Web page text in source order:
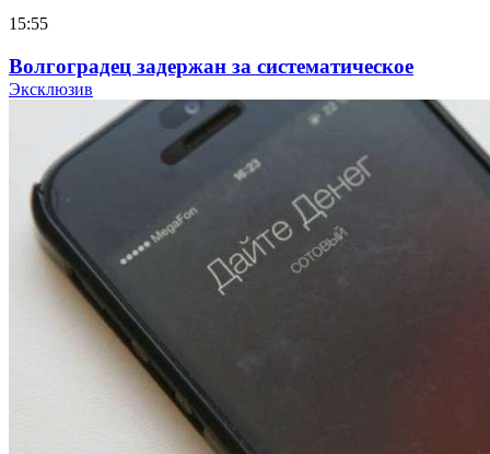
15:55
Волгоградец задержан за систематическое
распространение фейков о ВС РФ
334 учреждения под контролем: в Волгограде
проверяют готовность школ и детсадов к
учебному году
13:47
Покушение на убийство в Волгограде: девушка
напала на незнакомую женщину с ножом
Сладкий праздник в Волгограде: в Центральном
парке прошёл фестиваль „Арбузный переполох“
Эксклюзив